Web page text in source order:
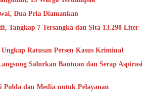
Dua Pria Diamankan
Tangkap 7 Tersangka dan Sita 13.298 Liter
Ratusan Persen Kasus Kriminal
Salurkan Bantuan dan Serap Aspirasi
Polda dan Media untuk Pelayanan